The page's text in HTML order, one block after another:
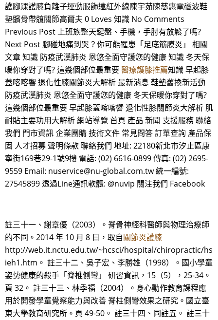
護腳踝護膝負離子運動服飾遠紅外線陳宇茹陳慈惠電磁波鞋
墊髕骨帶髖關節高爾夫 0 Loves 知識 No Comments
Previous Post 上班族整天鍵盤、手機，手肘有放鬆了嗎?
Next Post 腳碰地痛到哭？你可能罹患「足底筋膜炎」 相關
文章 知識 防疫武漢肺炎 恩悠全面守護您的健康 知識 冬天保
暖你穿對了嗎? 這幾個部位最重要醫療護膝推薦知識 早起膝
蓋喀喀響 退化性膝關節炎大解析 最新消息 鞋墊舊換新活動
防疫武漢肺炎 恩悠全面守護您的健康 冬天保暖你穿對了嗎?
這幾個部位最重要 早起膝蓋喀喀響 退化性膝關節炎大解析 肌
耐貼主要功用大解析 網站導覽 首頁 產品 新聞 支援服務 聯絡
我們 門市資訊 企業團購 技術文件 常見問答 訂單查詢 產品保
固 人才招募 聲明條款 聯絡我們 地址: 22180新北市汐止區康
寧街169巷29-1號9樓 電話: (02) 6616-0899 傳真: (02) 2695-
9559 Email: nuservice@nu-global.com.tw 統一編號:
27545899 透過Line通訊軟體: @nuvip 關注我們 Facebook
註三十一、謝章優（2003）。脊骨神經科醫師與物理治療師
的不同。2014 年 10 月 8 日，取自關節炎護膝
http://web.it.nctu.edu.tw/~hcsci/hospital/chiropractic/hs
ieh1.htm。 註三十二、吳子宏、李勝雄（1998）。國小學童
姿勢健康的殺手「脊椎側彎」 研習資訊，15（5），25-34。
頁 32。 註三十三、林季福（2004）。身心動作教育課程應
用於開發學童覺察能力與改善 脊柱側彎效果之研究。國立臺
東大學教育研究所。頁 49-50。 註三十四、同註五。 註三十